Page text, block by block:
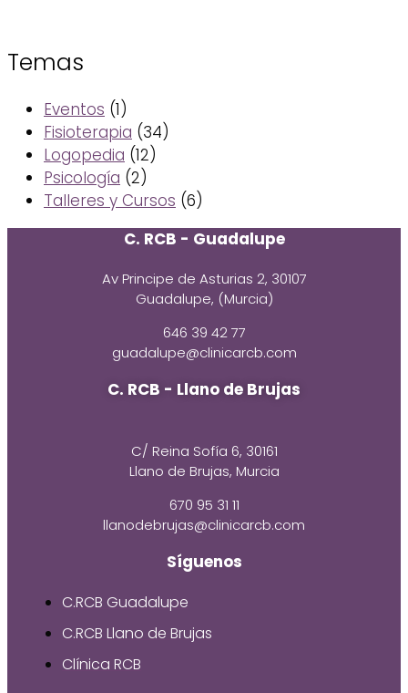
Temas
Eventos (1)
Fisioterapia (34)
Logopedia (12)
Psicología (2)
Talleres y Cursos (6)
C. RCB - Guadalupe
Av Principe de Asturias 2, 30107
Guadalupe, (Murcia)
646 39 42 77
guadalupe@clinicarcb.com
C. RCB - Llano de Brujas
C/ Reina Sofía 6, 30161
Llano de Brujas, Murcia
670 95 31 11
llanodebrujas@clinicarcb.com
Síguenos
C.RCB Guadalupe
C.RCB Llano de Brujas
Clínica RCB